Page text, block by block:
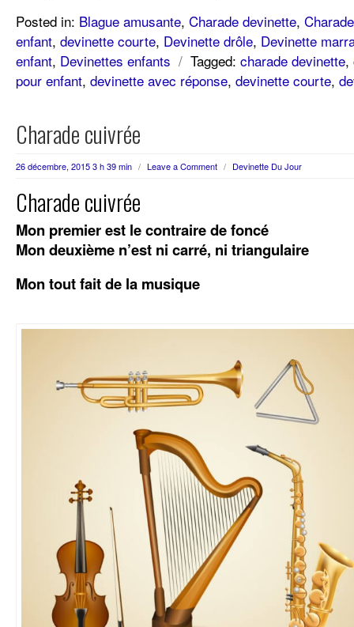
Posted in: Blague amusante, Charade devinette,
enfant, devinette courte, Devinette drôle, Devinette
enfant, Devinettes enfants / Tagged: charade devinette,
pour enfant, devinette avec réponse, devinette courte,
Charade cuivrée
26 décembre, 2015 3 h 39 min / Leave a Comment / Devinette Du Jour
Charade cuivrée
Mon premier est le contraire de foncé
Mon deuxième n’est ni carré, ni triangulaire
Mon tout fait de la musique